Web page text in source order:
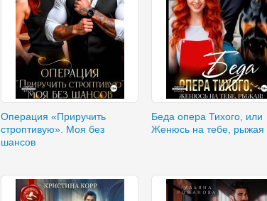
Операция «Приручить
строптивую». Моя без
шансов
Беда опера Тихого, или
Женюсь на тебе, рыжая